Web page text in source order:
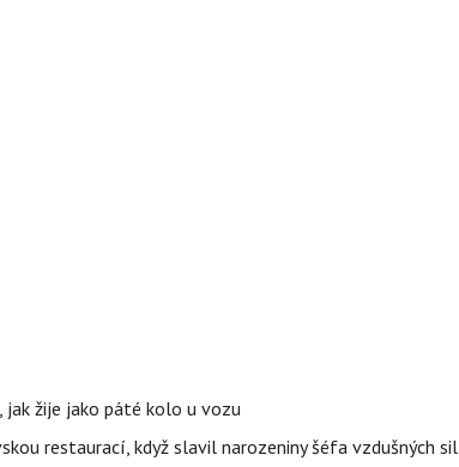
žije jako páté kolo u vozu
restaurací, když slavil narozeniny šéfa vzdušných sil